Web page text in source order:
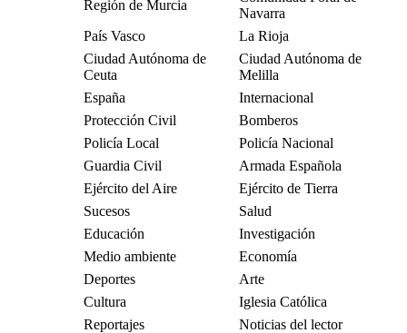
Región de Murcia
Navarra
País Vasco
La Rioja
Ciudad Autónoma de
Ceuta
Ciudad Autónoma de
Melilla
España
Internacional
Protección Civil
Bomberos
Policía Local
Policía Nacional
Guardia Civil
Armada Española
Ejército del Aire
Ejército de Tierra
Sucesos
Salud
Educación
Investigación
Medio ambiente
Economía
Deportes
Arte
Cultura
Iglesia Católica
Reportajes
Noticias del lector